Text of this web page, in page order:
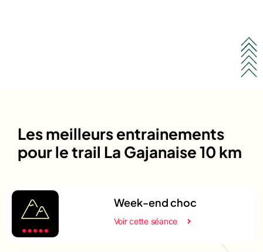
Les meilleurs entrainements
pour le trail La Gajanaise 10 km
Week-end choc
Voir cette séance